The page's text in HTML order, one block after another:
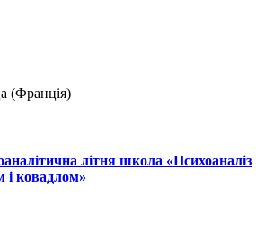
(Франція)
літня школа «Психоаналіз
і ковадлом»